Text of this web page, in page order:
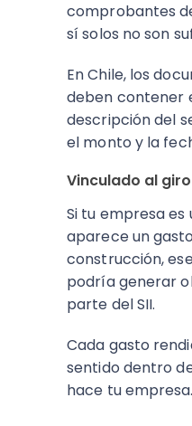
comprobantes
sí solos no son
En Chile, los
deben contener
descripción del
el monto y la
Vinculado al
Si tu empresa
aparece un
construcción,
podría generar
parte del SII.
Cada gasto
sentido dentro
hace tu empresa.